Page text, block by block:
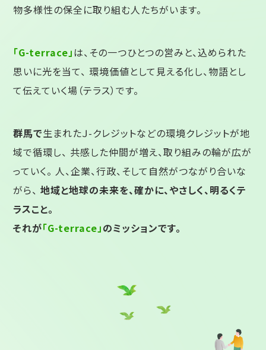
物多様性の保全に取り組む人たちがいます。
「G-terrace」は、その一つひとつの営みと、込められた
思いに光を当て、環境価値として見える化し、物語とし
て伝えていく場（テラス）です。
群馬で生まれたＪ-クレジットなどの環境クレジットが地
域で循環し、 共感した仲間が増え、取り組みの輪が広が
っていく。 人、企業、行政、そして自然がつながり合いな
がら、地域と地球の未来を、確かに、やさしく、明るくテ
ラスこと。
それが「G-terrace」のミッションです。